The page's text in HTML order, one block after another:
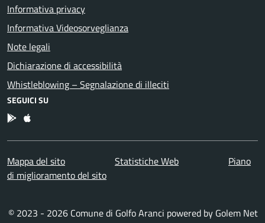
Informativa privacy
Informativa Videosorveglianza
Note legali
Dichiarazione di accessibilità
Whistleblowing – Segnalazione di illeciti
SEGUICI SU
App Android
App IOS
Mappa del sito Statistiche Web
Piano
di miglioramento del sito
© 2023 - 2026 Comune di Golfo Aranci powered by Golem Net